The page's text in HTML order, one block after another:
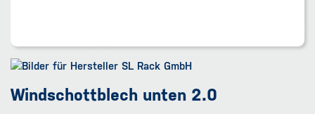
Windschottblech unten 2.0